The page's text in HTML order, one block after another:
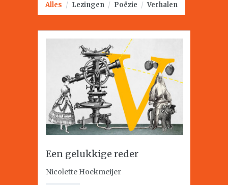
Alles / Lezingen / Poëzie / Verhalen
Een gelukkige reder
Nicolette Hoekmeijer